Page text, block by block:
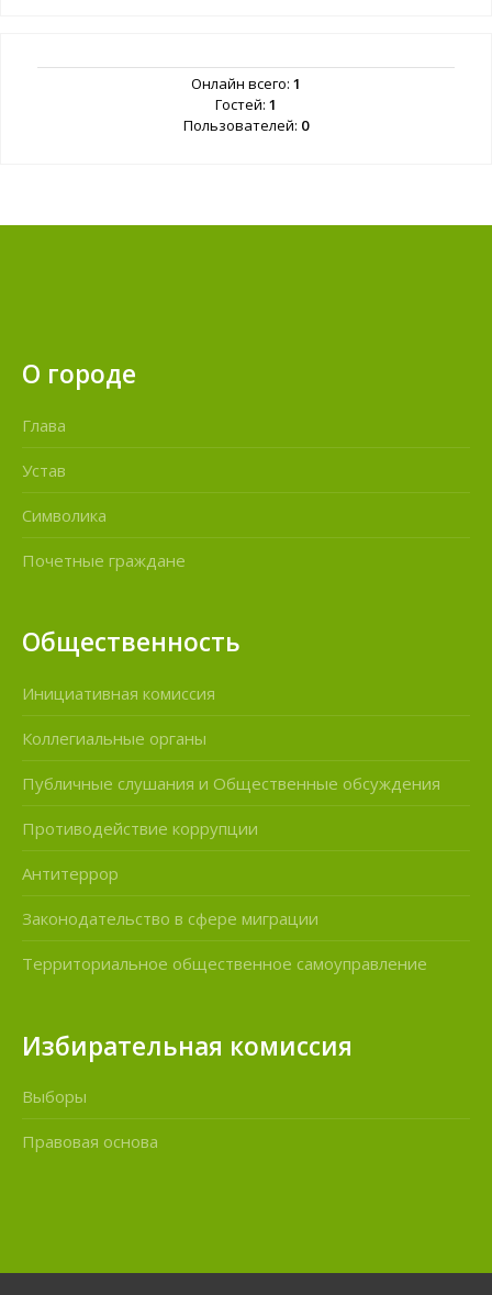
Онлайн всего: 1
Гостей: 1
Пользователей: 0
О городе
Глава
Устав
Символика
Почетные граждане
Общественность
Инициативная комиссия
Коллегиальные органы
Публичные слушания и Общественные обсуждения
Противодействие коррупции
Антитеррор
Законодательство в сфере миграции
Территориальное общественное самоуправление
Избирательная комиссия
Выборы
Правовая основа